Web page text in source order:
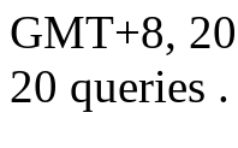
GMT+8,
20 queries .